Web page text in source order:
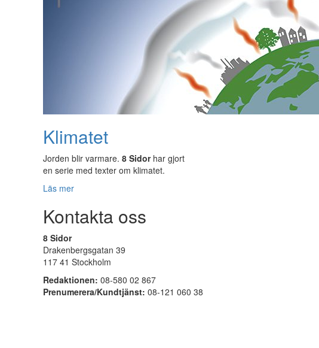
Klimatet
Jorden blir varmare. 8 Sidorhar gjort
en serie med texter om klimatet.
Läs mer
Kontakta oss
8 Sidor
Drakenbergsgatan 39
117 41 Stockholm
Redaktionen: 08-580 02 867
Prenumerera/Kundtjänst: 08-121 060 38